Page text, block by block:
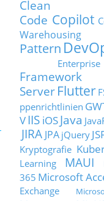
Clean
Code Copilot
Warehousing
Pattern
Framework
Server Flutter
ppenrichtlinien
VIIS iOSJava
JIRA JPA jQuery
Kryptografie
Learning
MAUI
365 Microsoft
Exchange